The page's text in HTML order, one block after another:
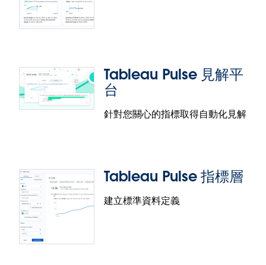
指標直接連結到應用程式的探索頁面，方便您存取見
解，只要按一下滑鼠就能深入探索。
Tableau Pulse 新一代體驗
任何您偏好工作之處提供易消化的資料見解，包含
Slack、電子郵件或任何應用程式。您知道最棒的是什
麼嗎？Tableau Pulse 會主動提供見解，以便您及時制
預測型生成式 AI 功能，可大規模簡化使用見解與分析
資料的作業，讓更多人能夠進行這些作業。Tableau
Pulse 的第一個生成式 AI 功能是見解摘要。此功能透
過大型語言模型 (LLM)，以容易瞭解的語言，提供您關
心之指標的概觀。Tableau AI 是以 Einstein Trust
Layer 為基礎建置而成，可在兼顧資料隱私與安全性的
Tableau Pulse 見解平
台
針對您關心的指標取得自動化見解
Tableau Pulse 見解平台
Tableau Pulse 指標層
建立標準資料定義